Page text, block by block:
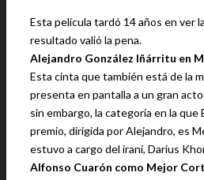
Esta película tardó 14 años en ver
resultado valió la pena.
Alejandro González Iñárritu en
Esta cinta que también está de la
presenta en pantalla a un gran
sin embargo, la categoría en la que
premio, dirigida por Alejandro, es
estuvo a cargo del iraní, Darius
Alfonso Cuarón como Mejor